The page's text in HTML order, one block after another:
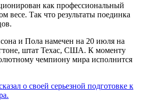
как профессиональный
весе. Так что результаты поединка
и Пола намечен на 20 июля на
штат Техас, США. К моменту
чемпиону мира исполнится
о своей серьезной подготовке к